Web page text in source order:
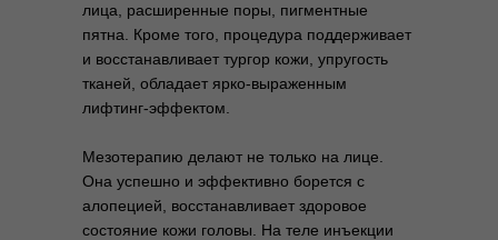
лица, расширенные поры, пигментные
пятна. Кроме того, процедура поддерживает
и восстанавливает тургор кожи, упругость
тканей, обладает ярко-выраженным
лифтинг-эффектом.
Мезотерапию делают не только на лице.
Она успешно и эффективно борется с
алопецией, восстанавливает здоровое
состояние кожи головы. На теле инъекции